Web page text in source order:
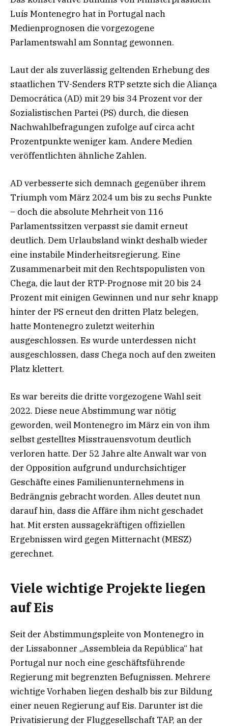
Luís Montenegro hat in Portugal nach
Medienprognosen die vorgezogene
Parlamentswahl am Sonntag gewonnen.
Laut der als zuverlässig geltenden Erhebung des
staatlichen TV-Senders RTP setzte sich die Aliança
Democrática (AD) mit 29 bis 34 Prozent vor der
Sozialistischen Partei (PS) durch, die diesen
Nachwahlbefragungen zufolge auf circa acht
Prozentpunkte weniger kam. Andere Medien
veröffentlichten ähnliche Zahlen.
AD verbesserte sich demnach gegenüber ihrem
Triumph vom März 2024 um bis zu sechs Punkte
– doch die absolute Mehrheit von 116
Parlamentssitzen verpasst sie damit erneut
deutlich. Dem Urlaubsland winkt deshalb wieder
eine instabile Minderheitsregierung. Eine
Zusammenarbeit mit den Rechtspopulisten von
Chega, die laut der RTP-Prognose mit 20 bis 24
Prozent mit einigen Gewinnen und nur sehr knapp
hinter der PS erneut den dritten Platz belegen,
hatte Montenegro zuletzt weiterhin
ausgeschlossen. Es wurde unterdessen nicht
ausgeschlossen, dass Chega noch auf den zweiten
Platz klettert.
Es war bereits die dritte vorgezogene Wahl seit
2022. Diese neue Abstimmung war nötig
geworden, weil Montenegro im März ein von ihm
selbst gestelltes Misstrauensvotum deutlich
verloren hatte. Der 52 Jahre alte Anwalt war von
der Opposition aufgrund undurchsichtiger
Geschäfte eines Familienunternehmens in
Bedrängnis gebracht worden. Alles deutet nun
darauf hin, dass die Affäre ihm nicht geschadet
hat. Mit ersten aussagekräftigen offiziellen
Ergebnissen wird gegen Mitternacht (MESZ)
gerechnet.
Viele wichtige Projekte liegen
auf Eis
Seit der Abstimmungspleite von Montenegro in
der Lissabonner „Assembleia da República“ hat
Portugal nur noch eine geschäftsführende
Regierung mit begrenzten Befugnissen. Mehrere
wichtige Vorhaben liegen deshalb bis zur Bildung
einer neuen Regierung auf Eis. Darunter ist die
Privatisierung der Fluggesellschaft TAP, an der